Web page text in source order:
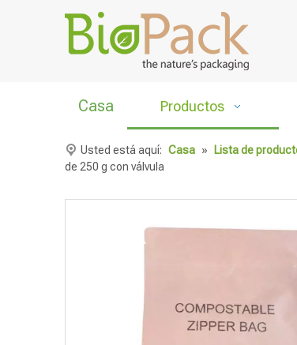
Casa Productos
Usted está aquí: Casa » Lista de
de 250 g con válvula